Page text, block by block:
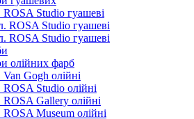
Studio гуашеві
ROSA Studio гуашеві
ROSA Studio гуашеві
олійних фарб
Gogh олійні
Studio олійні
Gallery олійні
Museum олійні